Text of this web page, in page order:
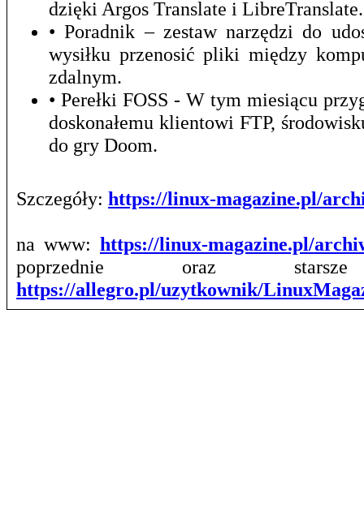
dzięki Argos Translate i LibreTranslate.
• Poradnik – zestaw narzędzi do
wysiłku przenosić pliki między
zdalnym.
• Perełki FOSS - W tym miesiącu
doskonałemu klientowi FTP,
do gry Doom.
Szczegóły: https://linux-magazine.pl/
na www: https://linux-magazine.pl/
poprzednie oraz
https://allegro.pl/uzytkownik/